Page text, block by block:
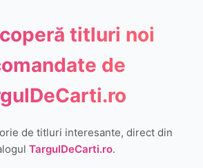
titluri noi
de
de titluri interesante, direct din
TargulDeCarti.ro.